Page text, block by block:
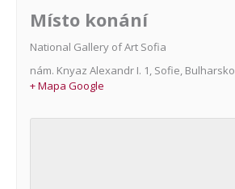
Místo konání
National Gallery of Art Sofia
nám. Knyaz Alexandr I. 1, Sofie, Bulharsko
+ Mapa Google